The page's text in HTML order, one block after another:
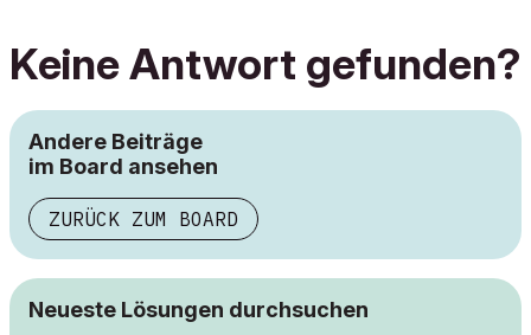
Keine Antwort gefunden?
Andere Beiträge
im Board ansehen
ZURÜCK ZUM BOARD
Neueste Lösungen durchsuchen